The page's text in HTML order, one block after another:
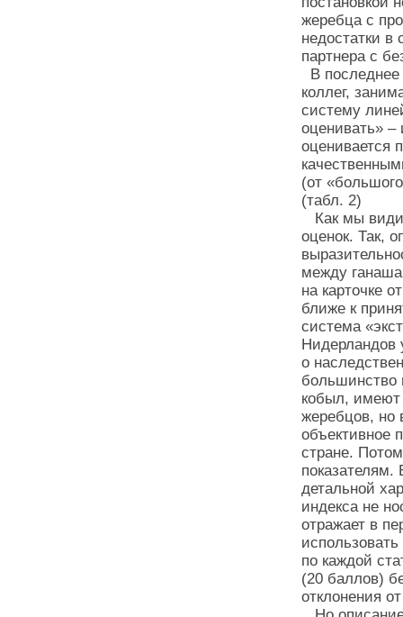
жеребца с
недостатки в
партнера с
В последнее
коллег,
систему
оценивать»
оценивается
(от
(табл. 2)
Как мы
оценок. Так,
между
на карточке
ближе к
система
Нидерландов
о
большинство
кобыл, имеют
жеребцов, но
объективное
стране.
показателям.
детальной
индекса не
отражает в
по каждой
(20 баллов)
отклонения